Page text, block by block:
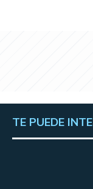
TE PUEDE